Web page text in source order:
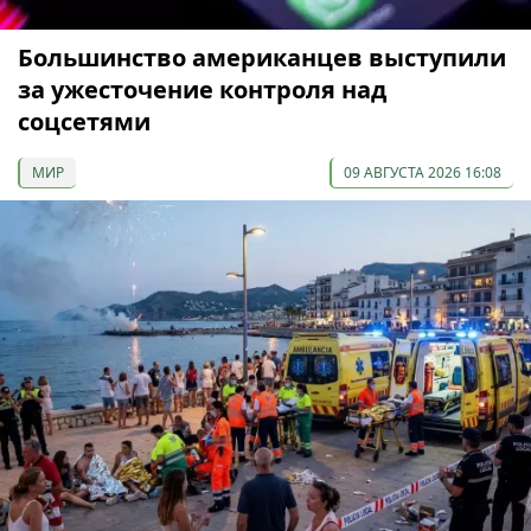
Большинство американцев выступили
за ужесточение контроля над
соцсетями
МИР 09 АВГУСТА 2026 16:08